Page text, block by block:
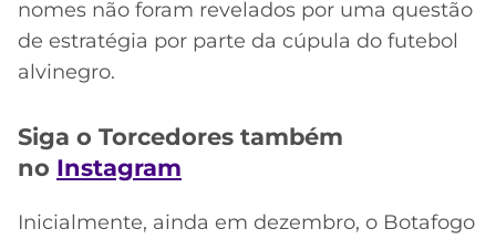
nomes não foram revelados por uma questão
de estratégia por parte da cúpula do futebol
alvinegro.
Siga o Torcedores também
no Instagram
Inicialmente, ainda em dezembro, o Botafogo